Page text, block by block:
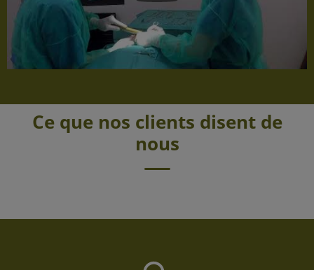
Ce que nos clients disent de
nous